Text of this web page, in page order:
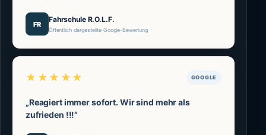
FR
Fahrschule R.O.L.F.
Öffentlich dargestellte Google-Bewertung
★★★★★ GOOGLE
„Reagiert immer sofort. Wir sind mehr als
zufrieden !!!“